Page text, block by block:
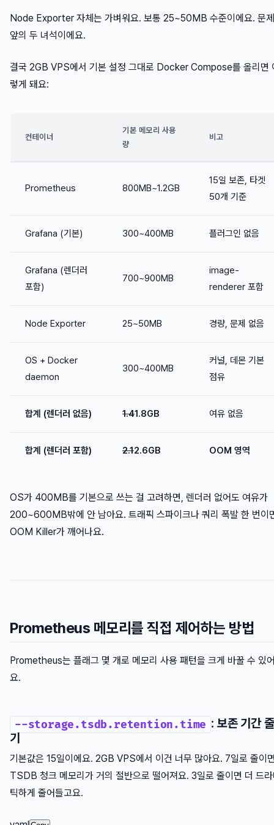
Node Exporter 자체는 가벼워요. 보통 25~50MB 수준이에요. 문
앞의 두 녀석이에요.
결국 2GB VPS에서 기본 설정 그대로 Docker Compose를 올리면
렇게 돼요:
컨테이너
기본 메모리 사용
량
비고
Prometheus 800MB~1.2GB
15일 보존, 타겟
50개 기준
Grafana (기본) 300~400MB 플러그인 없음
Grafana (렌더러
포함)
700~900MB
image-
renderer 포함
Node Exporter 25~50MB 경량, 문제 없음
OS + Docker
daemon
300~400MB
커널, 데몬 기본
점유
합계 (렌더러 없음) 1.41.8GB 여유 없음
합계 (렌더러 포함) 2.12.6GB OOM 영역
OS가 400MB를 기본으로 쓰는 걸 고려하면, 렌더러 없어도 여유가
200~600MB밖에 안 남아요. 트래픽 스파이크나 쿼리 폭발 한 번이
OOM Killer가 깨어나요.
Prometheus 메모리를 직접 제어하는 방법
Prometheus는 플래그 몇 개로 메모리 사용 패턴을 크게 바꿀 수 있
요.
--storage.tsdb.retention.time : 보존 기간
기
기본값은 15일이에요. 2GB VPS에서 이건 너무 많아요. 7일로 줄이
TSDB 청크 메모리가 거의 절반으로 떨어져요. 3일로 줄이면 더 드
틱하게 줄어들고요.